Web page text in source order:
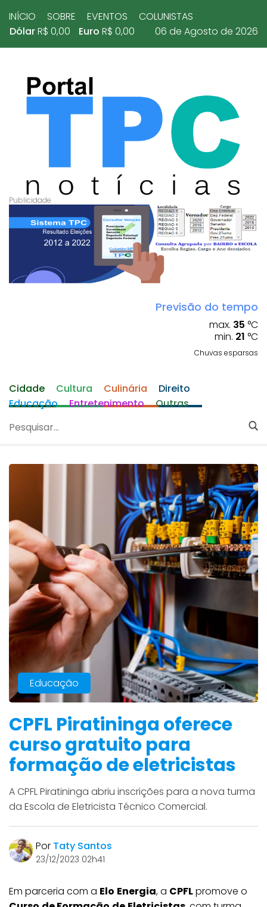
INÍCIO SOBRE EVENTOS
COLUNISTAS
DólarR$ 0,00 Euro R$ 0,00 06 de Agosto de 2026
Previsão do tempo
max. 35 °C
min. 21 °C
Chuvas esparsas
Cidade Cultura Culinária
Direito
Educação
Entretenimento Outras
Educação
CPFL Piratininga oferece
curso gratuito para
formação de eletricistas
A CPFL Piratininga abriu inscrições para a nova turma
da Escola de Eletricista Técnico Comercial.
Por Taty Santos
23/12/2023 02h41
Em parceria com a Elo Energia, a CPFLpromove o